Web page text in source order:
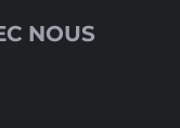
NOUS